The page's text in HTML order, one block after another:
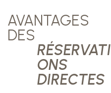
AVANTAGES
DES
RÉSERVATI
ONS
DIRECTES